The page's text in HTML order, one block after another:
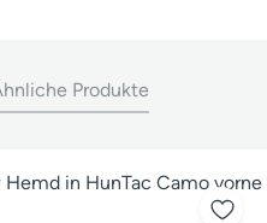
Produkte